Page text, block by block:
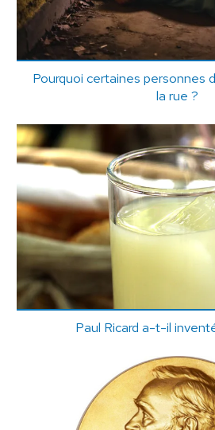
Pourquoi certaines personnes
la rue ?
Paul Ricard a-t-il